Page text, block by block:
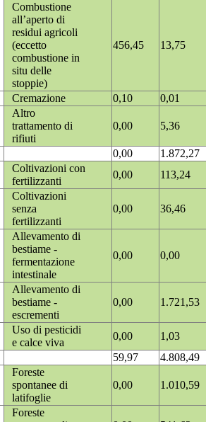
Combustione
all’aperto di
residui agricoli
(eccetto
combustione in
situ delle
stoppie)
456,45 13,75
Cremazione 0,10
0,01
Altro
trattamento di
rifiuti
0,00 5,36
0,00
1.872,27
Coltivazioni con
fertilizzanti
0,00
113,24
Coltivazioni
senza
fertilizzanti
0,00 36,46
Allevamento di
bestiame -
fermentazione
intestinale
0,00 0,00
Allevamento di
bestiame -
escrementi
0,00 1.721,53
Uso di pesticidi
e calce viva
0,00
1,03
59,97
4.808,49
Foreste
spontanee di
latifoglie
0,00 1.010,59
Foreste